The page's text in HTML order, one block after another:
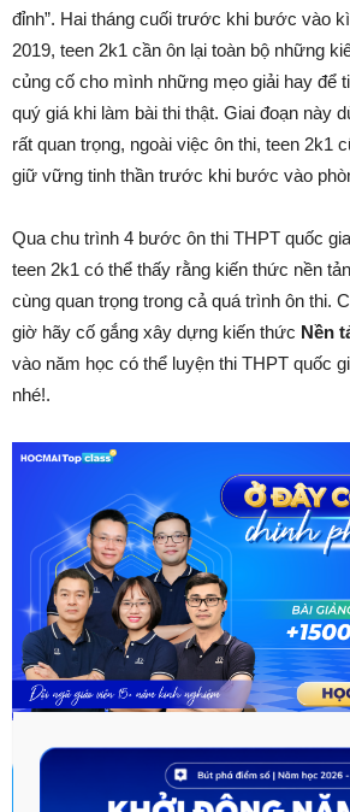
đỉnh”. Hai tháng cuối trước khi bước vào
2019, teen 2k1 cần ôn lại toàn bộ những
củng cố cho mình những mẹo giải hay để
quý giá khi làm bài thi thật. Giai đoạn này
rất quan trọng, ngoài việc ôn thi, teen 2k1
giữ vững tinh thần trước khi bước vào
Qua chu trình 4 bước ôn thi THPT quốc
teen 2k1 có thể thấy rằng kiến thức nền
cùng quan trọng trong cả quá trình ôn thi.
giờ hãy cố gắng xây dựng kiến thức Nền
vào năm học có thể luyện thi THPT quốc
nhé!.
TOPCLASS 2025-2026- CHƯƠNG